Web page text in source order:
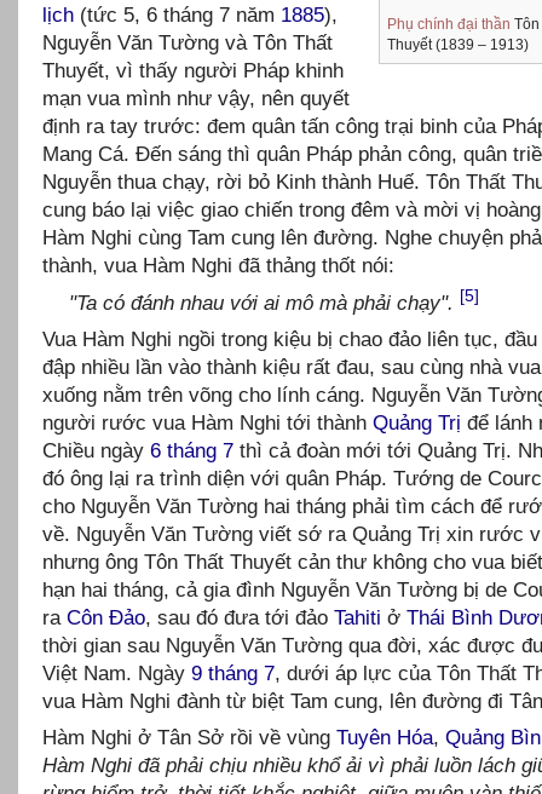
Phụ chính đại thần Tôn
Thuyết (1839 – 1913)
lịch (tức 5, 6 tháng 7 năm 1885),
Nguyễn Văn Tường và Tôn Thất
Thuyết, vì thấy người Pháp khinh
mạn vua mình như vậy, nên quyết
định ra tay trước: đem quân tấn công trại binh của
Mang Cá. Đến sáng thì quân Pháp phản công, quân
Nguyễn thua chạy, rời bỏ Kinh thành Huế. Tôn Thất
cung báo lại việc giao chiến trong đêm và mời vị
Hàm Nghi cùng Tam cung lên đường. Nghe chuyện
thành, vua Hàm Nghi đã thảng thốt nói:
"Ta có đánh nhau với ai mô mà phải chạy". [5]
Vua Hàm Nghi ngồi trong kiệu bị chao đảo liên tục,
đập nhiều lần vào thành kiệu rất đau, sau cùng nhà
xuống nằm trên võng cho lính cáng. Nguyễn Văn
người rước vua Hàm Nghi tới thành Quảng Trị để lánh
Chiều ngày 6 tháng 7 thì cả đoàn mới tới Quảng Trị.
đó ông lại ra trình diện với quân Pháp. Tướng de
cho Nguyễn Văn Tường hai tháng phải tìm cách để
về. Nguyễn Văn Tường viết sớ ra Quảng Trị xin rước
nhưng ông Tôn Thất Thuyết cản thư không cho vua
hạn hai tháng, cả gia đình Nguyễn Văn Tường bị de
ra Côn Đảo, sau đó đưa tới đảo Tahiti ở Thái Bình
thời gian sau Nguyễn Văn Tường qua đời, xác được
Việt Nam. Ngày 9 tháng 7, dưới áp lực của Tôn Thất
vua Hàm Nghi đành từ biệt Tam cung, lên đường đi
Hàm Nghi ở Tân Sở rồi về vùng Tuyên Hóa, Quảng
Hàm Nghi đã phải chịu nhiều khổ ải vì phải luồn lách